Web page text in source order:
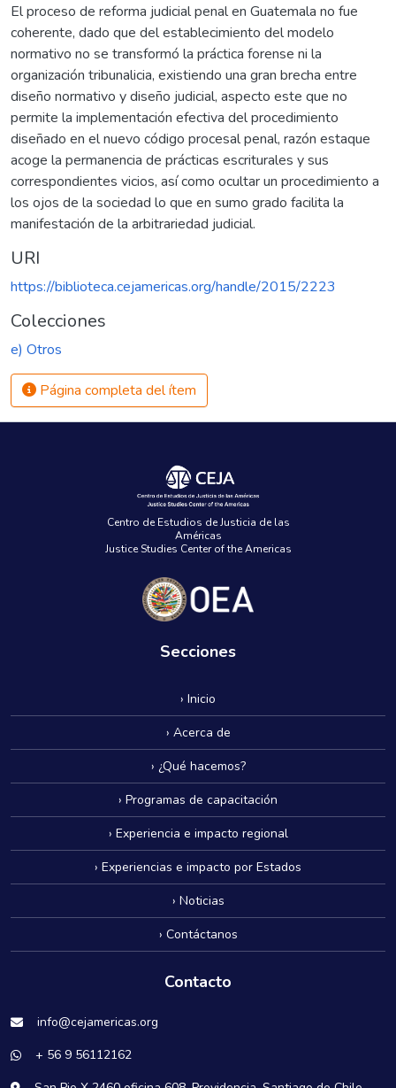
El proceso de reforma judicial penal en Guatemala no fue
coherente, dado que del establecimiento del modelo
normativo no se transformó la práctica forense ni la
organización tribunalicia, existiendo una gran brecha entre
diseño normativo y diseño judicial, aspecto este que no
permite la implementación efectiva del procedimiento
diseñado en el nuevo código procesal penal, razón estaque
acoge la permanencia de prácticas escriturales y sus
correspondientes vicios, así como ocultar un procedimiento a
los ojos de la sociedad lo que en sumo grado facilita la
manifestación de la arbitrariedad judicial.
URI
https://biblioteca.cejamericas.org/handle/2015/2223
Colecciones
e) Otros
Página completa del ítem
Centro de Estudios de Justicia de las
Américas
Justice Studies Center of the Americas
Secciones
› Inicio
› Acerca de
› ¿Qué hacemos?
› Programas de capacitación
› Experiencia e impacto regional
› Experiencias e impacto por Estados
› Noticias
› Contáctanos
Contacto
info@cejamericas.org
+ 56 9 56112162